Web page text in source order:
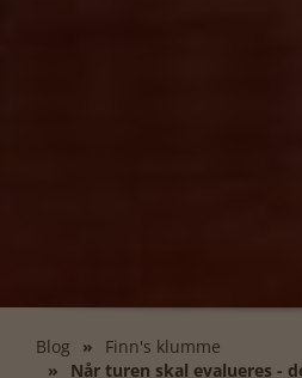
Blog
Finn's klumme
Når turen skal evalueres -